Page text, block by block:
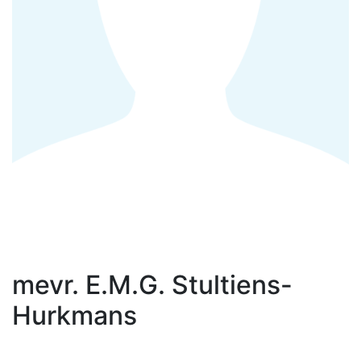
mevr. E.M.G. Stultiens-
Hurkmans